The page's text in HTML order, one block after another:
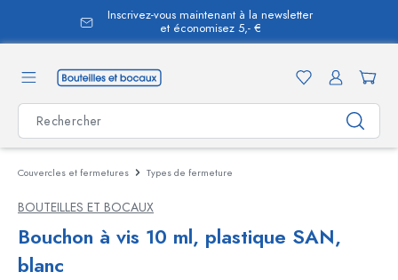
principal
Inscrivez-vous maintenant à la newsletter
et économisez 5,- €
Couvercles et fermetures Types de fermeture
BOUTEILLES ET BOCAUX
Bouchon à vis 10 ml, plastique SAN,
blanc